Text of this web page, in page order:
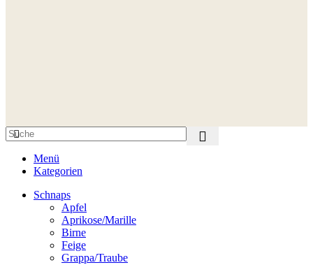
Menü
Kategorien
Schnaps
Apfel
Aprikose/Marille
Birne
Feige
Grappa/Traube